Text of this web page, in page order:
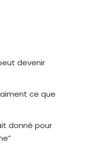
devenir
ce que
donné pour